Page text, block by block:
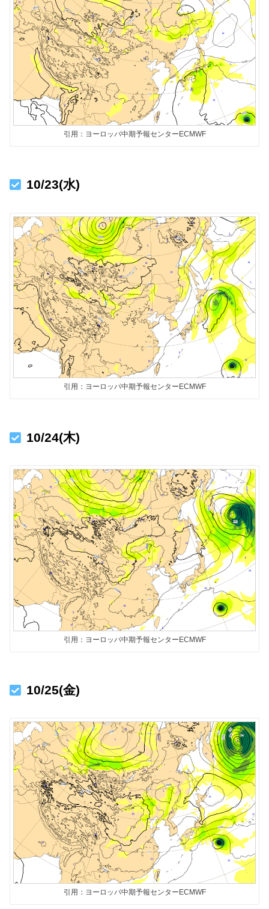
引用：ヨーロッパ中期予報センターECMWF
10/23(水)
引用：ヨーロッパ中期予報センターECMWF
10/24(木)
引用：ヨーロッパ中期予報センターECMWF
10/25(金)
引用：ヨーロッパ中期予報センターECMWF